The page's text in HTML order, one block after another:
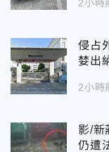
2小時
侵占
婪出
2小時
影/新
仍遭